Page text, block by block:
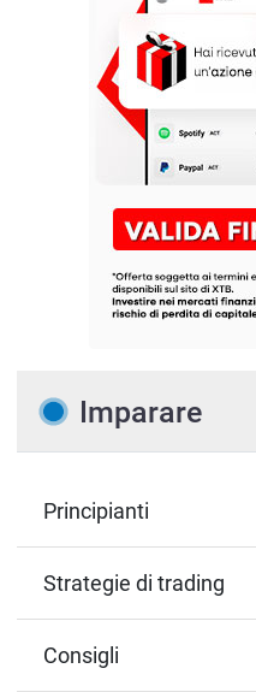
Imparare
Principianti
Strategie di trading
Consigli